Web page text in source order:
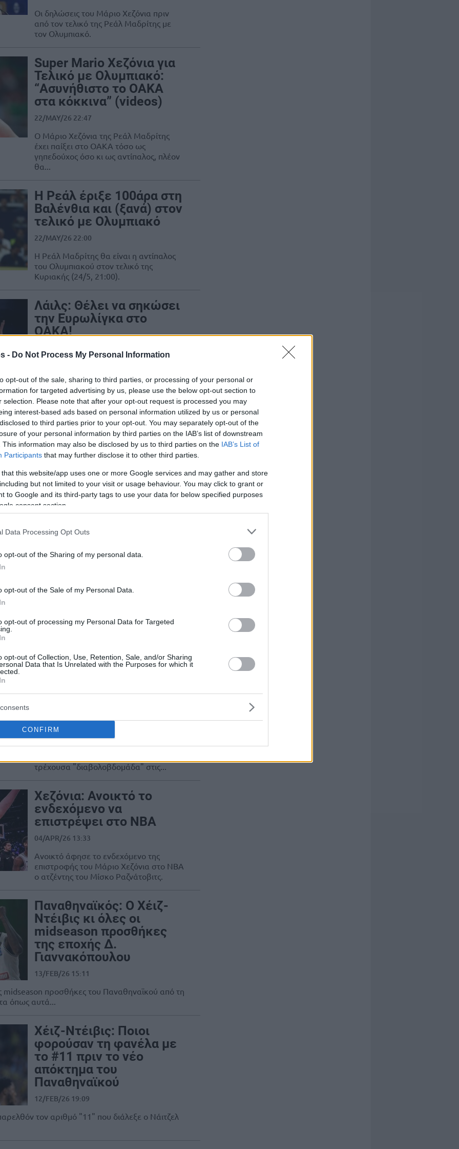
- Do Not Process My Personal Information
opt-out of the sale, sharing to third parties, or processing of your personal or
for targeted advertising by us, please use the below opt-out section to
selection. Please note that after your opt-out request is processed you may
interest-based ads based on personal information utilized by us or personal
to third parties prior to your opt-out. You may separately opt-out of the
of your personal information by third parties on the IAB’s list of downstream
This information may also be disclosed by us to third parties on the IAB’s List of
Participants that may further disclose it to other third parties.
that this website/app uses one or more Google services and may gather and store
but not limited to your visit or usage behaviour. You may click to grant or
to Google and its third-party tags to use your data for below specified purposes
consent section.
Data Processing Opt Outs
opt-out of the Sharing of my personal data.
opt-out of the Sale of my Personal Data.
opt-out of processing my Personal Data for Targeted
opt-out of Collection, Use, Retention, Sale, and/or Sharing
Data that Is Unrelated with the Purposes for which it
CONFIRM
Οι δηλώσεις του Μάριο Χεζόνια πριν
από τον τελικό της Ρεάλ Μαδρίτης με
τον Ολυμπιακό.
Super Mario Χεζόνια για
Τελικό με Ολυμπιακό:
“Ασυνήθιστο το ΟΑΚΑ
στα κόκκινα” (videos)
22/MAY/26 22:47
Ο Μάριο Χεζόνια της Ρεάλ Μαδρίτης
έχει παίξει στο ΟΑΚΑ τόσο ως
γηπεδούχος όσο κι ως αντίπαλος, πλέον
θα...
Η Ρεάλ έριξε 100άρα στη
Βαλένθια και (ξανά) στον
τελικό με Ολυμπιακό
22/MAY/26 22:00
Η Ρεάλ Μαδρίτης θα είναι η αντίπαλος
του Ολυμπιακού στον τελικό της
Κυριακής (24/5, 21:00).
Λάιλς: Θέλει να σηκώσει
την Ευρωλίγκα στο
ΟΑΚΑ!
Ευρωλίγκας στο ΟΑΚΑ (22-24/5) και
στοχεύει να φτάσει μέχρι το...
Ταβάρες & Λεν με
πατερίτσες και ο Χεζόνια
τους… τρολάρει: “Δεν
χρειαζόμουν σκριν έτσι
κι αλλιώς”
16/MAY/26 09:54
με πατερίτσες λόγω των
ΑΠΙΣΤΕΥΤΟΣ Χεζόνια στη
Μαδρίτη: Με 40άρα με
03/MAY/26 14:47
Μαδρίτης για την 29η αγωνιστική της
Χεζόνια: “Στα ματς με
10/APR/26 08:30
Ο Μάριο Χεζόνια έκανε μία ανάρτηση
σχετικά με την ατμόσφαιρα που
τρέχουσα "διαβολοβδομάδα" στις...
Χεζόνια: Ανοικτό το
ενδεχόμενο να
επιστρέψει στο NBA
04/APR/26 13:33
Ανοικτό άφησε το ενδεχόμενο της
επιστροφής του Μάριο Χεζόνια στο ΝΒΑ
ο ατζέντης του Μίσκο Ραζνάτοβιτς.
Παναθηναϊκός: Ο Χέιζ-
Ντέιβις κι όλες οι
midseason προσθήκες
της εποχής Δ.
Γιαννακόπουλου
13/FEB/26 15:11
midseason προσθήκες του Παναθηναϊκού από τη
όπως αυτά...
Χέιζ-Ντέιβις: Ποιοι
φορούσαν τη φανέλα με
το #11 πριν το νέο
απόκτημα του
Παναθηναϊκού
12/FEB/26 19:09
τον αριθμό "11" που διάλεξε ο Νάιτζελ